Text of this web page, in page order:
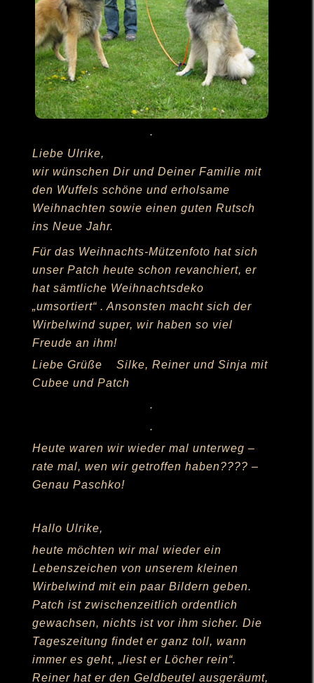
.
Liebe Ulrike,
wir wünschen Dir und Deiner Familie mit
den Wuffels schöne und erholsame
Weihnachten sowie einen guten Rutsch
ins Neue Jahr.
Für das Weihnachts-Mützenfoto hat sich
unser Patch heute schon revanchiert, er
hat sämtliche Weihnachtsdeko
„umsortiert“ . Ansonsten macht sich der
Wirbelwind super, wir haben so viel
Freude an ihm!
Liebe Grüße Silke, Reiner und Sinja mit
Cubee und Patch
.
.
Heute waren wir wieder mal unterweg –
rate mal, wen wir getroffen haben???? –
Genau Paschko!
Hallo Ulrike,
heute möchten wir mal wieder ein
Lebenszeichen von unserem kleinen
Wirbelwind mit ein paar Bildern geben.
Patch ist zwischenzeitlich ordentlich
gewachsen, nichts ist vor ihm sicher. Die
Tageszeitung findet er ganz toll, wann
immer es geht, „liest er Löcher rein“.
Reiner hat er den Geldbeutel ausgeräumt,